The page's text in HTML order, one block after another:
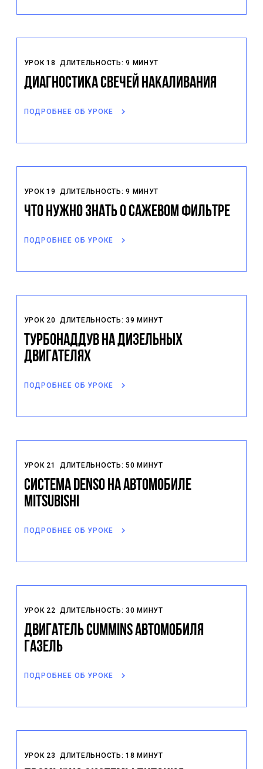
УРОК 18 ДЛИТЕЛЬНОСТЬ: 9 МИНУТ
Диагностика свечей накаливания
ПОДРОБНЕЕ ОБ УРОКЕ
УРОК 19 ДЛИТЕЛЬНОСТЬ: 9 МИНУТ
Что нужно знать о сажевом фильтре
ПОДРОБНЕЕ ОБ УРОКЕ
УРОК 20 ДЛИТЕЛЬНОСТЬ: 39 МИНУТ
Турбонаддув на дизельных
двигателях
ПОДРОБНЕЕ ОБ УРОКЕ
УРОК 21 ДЛИТЕЛЬНОСТЬ: 50 МИНУТ
Система Denso на автомобиле
Mitsubishi
ПОДРОБНЕЕ ОБ УРОКЕ
УРОК 22 ДЛИТЕЛЬНОСТЬ: 30 МИНУТ
Двигатель Cummins автомобиля
Газель
ПОДРОБНЕЕ ОБ УРОКЕ
УРОК 23 ДЛИТЕЛЬНОСТЬ: 18 МИНУТ